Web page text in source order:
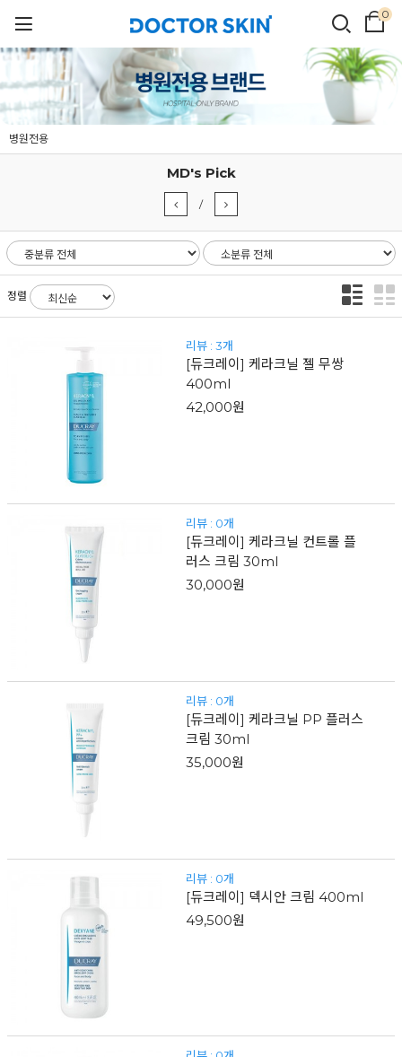
0
병원전용
MD's Pick
/
정렬
리뷰 : 3개
[듀크레이] 케라크닐 젤 무쌍
400ml
42,000원
리뷰 : 0개
[듀크레이] 케라크닐 컨트롤 플
러스 크림 30ml
30,000원
리뷰 : 0개
[듀크레이] 케라크닐 PP 플러스
크림 30ml
35,000원
리뷰 : 0개
[듀크레이] 덱시안 크림 400ml
49,500원